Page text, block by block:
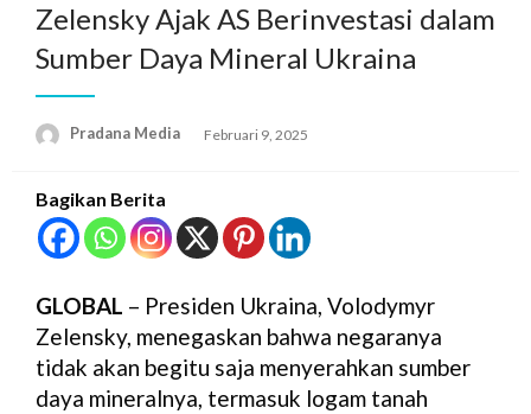
Zelensky Ajak AS Berinvestasi dalam
Sumber Daya Mineral Ukraina
Pradana Media Februari 9, 2025
Bagikan Berita
GLOBAL – Presiden Ukraina, Volodymyr
Zelensky, menegaskan bahwa negaranya
tidak akan begitu saja menyerahkan sumber
daya mineralnya, termasuk logam tanah